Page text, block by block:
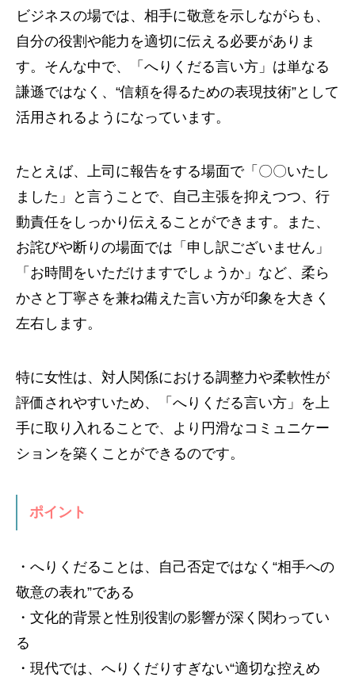
ビジネスの場では、相手に敬意を示しながらも、
自分の役割や能力を適切に伝える必要がありま
す。そんな中で、「へりくだる言い方」は単なる
謙遜ではなく、“信頼を得るための表現技術”として
活用されるようになっています。
たとえば、上司に報告をする場面で「〇〇いたし
ました」と言うことで、自己主張を抑えつつ、行
動責任をしっかり伝えることができます。また、
お詫びや断りの場面では「申し訳ございません」
「お時間をいただけますでしょうか」など、柔ら
かさと丁寧さを兼ね備えた言い方が印象を大きく
左右します。
特に女性は、対人関係における調整力や柔軟性が
評価されやすいため、「へりくだる言い方」を上
手に取り入れることで、より円滑なコミュニケー
ションを築くことができるのです。
ポイント
・へりくだることは、自己否定ではなく“相手への
敬意の表れ”である
・文化的背景と性別役割の影響が深く関わってい
る
・現代では、へりくだりすぎない“適切な控えめ